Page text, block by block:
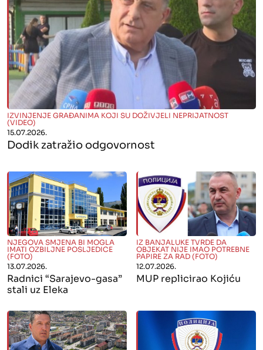
" alt="">
IZVINJENJE GRAĐANIMA KOJI SU DOŽIVJELI NEPRIJATNOST
(VIDEO)
15.07.2026.
Dodik zatražio odgovornost
" alt="">
NJEGOVA SMJENA BI MOGLA
IMATI OZBILJNE POSLJEDICE
(FOTO)
13.07.2026.
Radnici “Sarajevo-gasa”
stali uz Eleka
" alt="">
IZ BANJALUKE TVRDE DA
OBJEKAT NIJE IMAO POTREBNE
PAPIRE ZA RAD (FOTO)
12.07.2026.
MUP replicirao Kojiću